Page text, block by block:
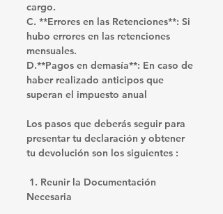
cargo.
C. **Errores en las Retenciones**: Si
hubo errores en las retenciones
mensuales.
D.**Pagos en demasía**: En caso de
haber realizado anticipos que
superan el impuesto anual
Los pasos que deberás seguir para
presentar tu declaración y obtener
tu devolución son los siguientes :
1. Reunir la Documentación
Necesaria